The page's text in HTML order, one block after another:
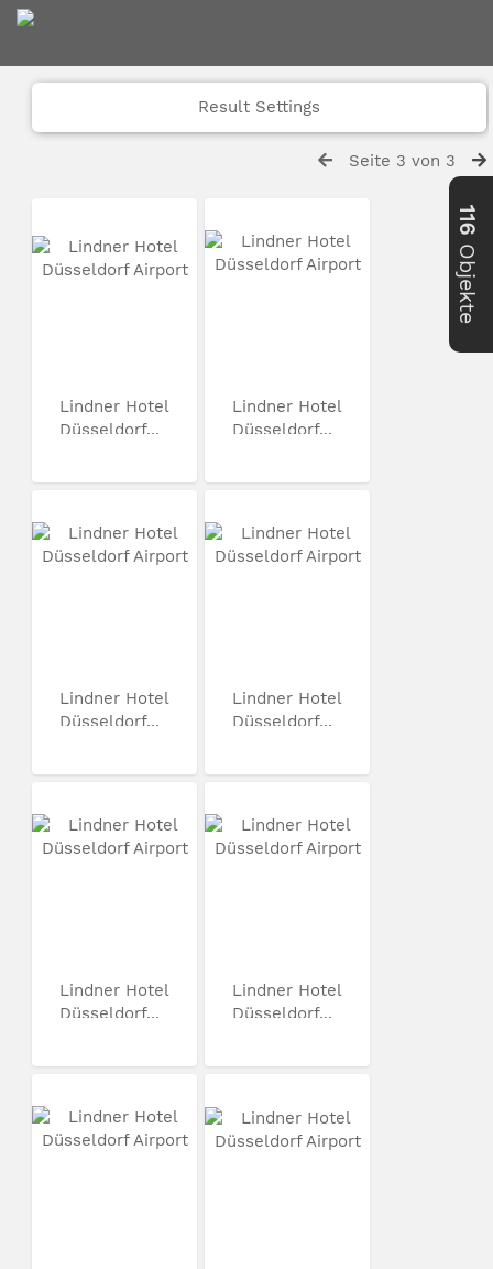
Result Settings
Seite 3 von 3
Lindner Hotel
Düsseldorf...
Lindner Hotel
Düsseldorf...
Lindner Hotel
Düsseldorf...
Lindner Hotel
Düsseldorf...
Lindner Hotel
Düsseldorf...
Lindner Hotel
Düsseldorf...
116
Objekte